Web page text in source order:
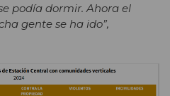
podía dormir. Ahora el
gente se ha ido”,